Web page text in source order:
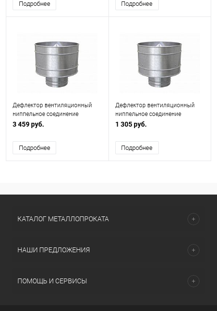
Подробнее Подробнее
Дефлектор вентиляционный
ниппельное соединение
ф400мм
3 459 руб.
Подробнее
Дефлектор вентиляционный
ниппельное соединение
ф250мм
1 305 руб.
Подробнее
КАТАЛОГ МЕТАЛЛОПРОКАТА
НАШИ ПРЕДЛОЖЕНИЯ
ПОМОЩЬ И СЕРВИСЫ